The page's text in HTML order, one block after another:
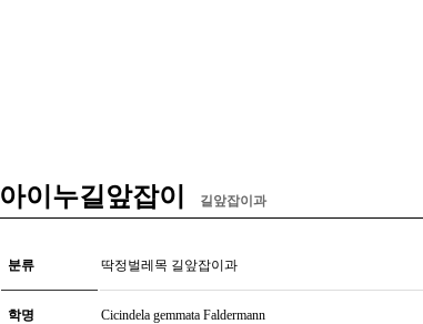
아이누길앞잡이 길앞잡이과
분류 딱정벌레목 길앞잡이과
학명 Cicindela gemmata Faldermann